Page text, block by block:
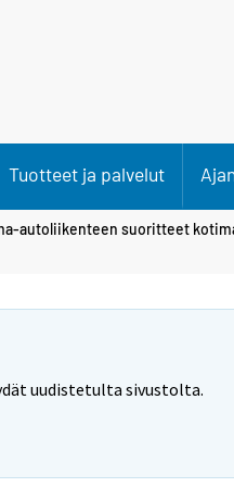
Tuotteet ja palvelut
autoliikenteen suoritteet
uudistetulta sivustolta.